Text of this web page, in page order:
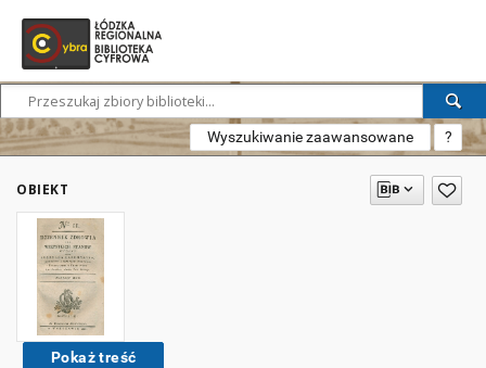
Wyszukiwanie zaawansowane ?
OBIEKT
Pokaż treść